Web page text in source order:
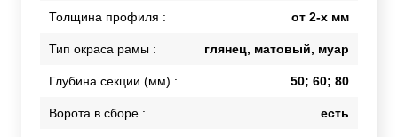
Толщина профиля : от 2-х мм
Тип окраса рамы : глянец, матовый, муар
Глубина секции (мм) : 50; 60; 80
Ворота в сборе : есть